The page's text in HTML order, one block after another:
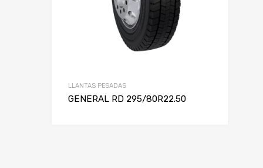
LLANTAS PESADAS
GENERAL RD 295/80R22.50